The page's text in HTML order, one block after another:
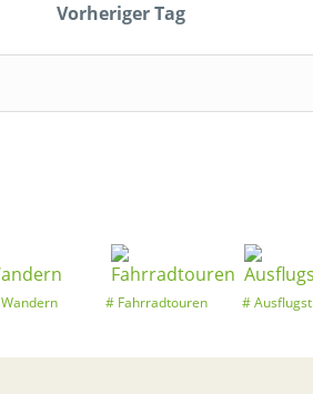
Vorheriger Tag
Wandern Fahrradtouren